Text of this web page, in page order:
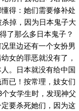
得：她们需要修补处
掉，因为日本鬼子大
了那么多日本鬼子？
里边还有一个女扮男
女的罪恶就没有了，
。日本就没有给中国
已！按常理，妓女们
女学生时，发现神父
要杀死她们，因为这